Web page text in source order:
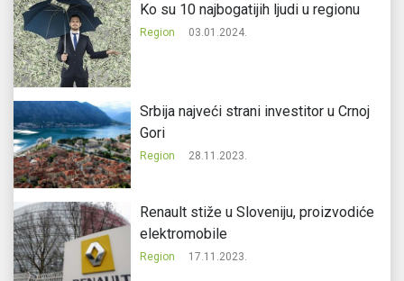
Ko su 10 najbogatijih ljudi u regionu
Region 03.01.2024.
Srbija najveći strani investitor u Crnoj
Gori
Region 28.11.2023.
Renault stiže u Sloveniju, proizvodiće
elektromobile
Region 17.11.2023.